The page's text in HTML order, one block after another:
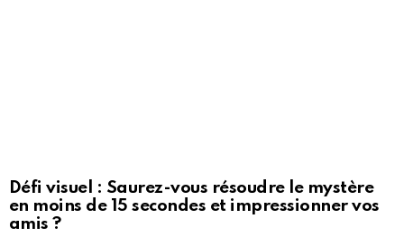
Défi visuel : Saurez-vous résoudre le mystère
en moins de 15 secondes et impressionner vos
amis ?